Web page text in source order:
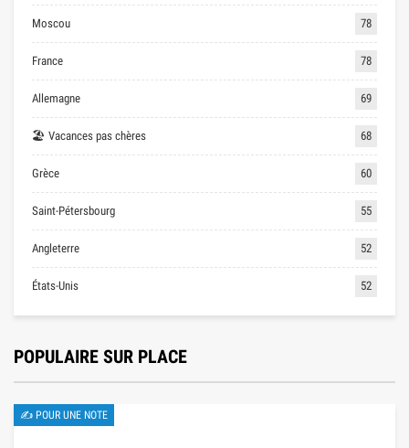
Moscou 78
France 78
Allemagne 69
🏖 Vacances pas chères 68
Grèce 60
Saint-Pétersbourg 55
Angleterre 52
États-Unis 52
POPULAIRE SUR PLACE
✍ POUR UNE NOTE